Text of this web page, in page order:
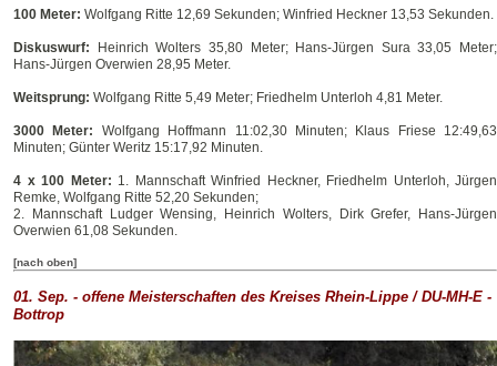
100 Meter: Wolfgang Ritte 12,69 Sekunden; Winfried Heckner 13,53 Sekunden.
Diskuswurf: Heinrich Wolters 35,80 Meter; Hans-Jürgen Sura 33,05 Meter;
Hans-Jürgen Overwien 28,95 Meter.
Weitsprung: Wolfgang Ritte 5,49 Meter; Friedhelm Unterloh 4,81 Meter.
3000 Meter: Wolfgang Hoffmann 11:02,30 Minuten; Klaus Friese 12:49,63
Minuten; Günter Weritz 15:17,92 Minuten.
4 x 100 Meter: 1. Mannschaft Winfried Heckner, Friedhelm Unterloh, Jürgen
Remke, Wolfgang Ritte 52,20 Sekunden;
2. Mannschaft Ludger Wensing, Heinrich Wolters, Dirk Grefer, Hans-Jürgen
Overwien 61,08 Sekunden.
[nach oben]
01. Sep. - offene Meisterschaften des Kreises Rhein-Lippe / DU-MH-E -
Bottrop